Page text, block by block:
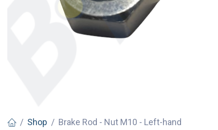
Shop Brake Rod - Nut M10 - Left-hand